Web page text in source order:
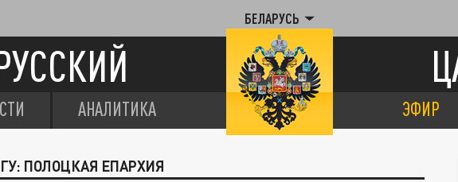
БЕЛАРУСЬ
АНАЛИТИКА ЭФИР
ПОЛОЦКАЯ ЕПАРХИЯ